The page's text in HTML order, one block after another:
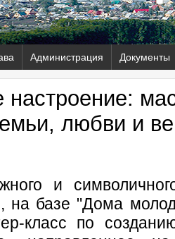
Администрация Документы
любви и
и
на базе "Дома
класс по